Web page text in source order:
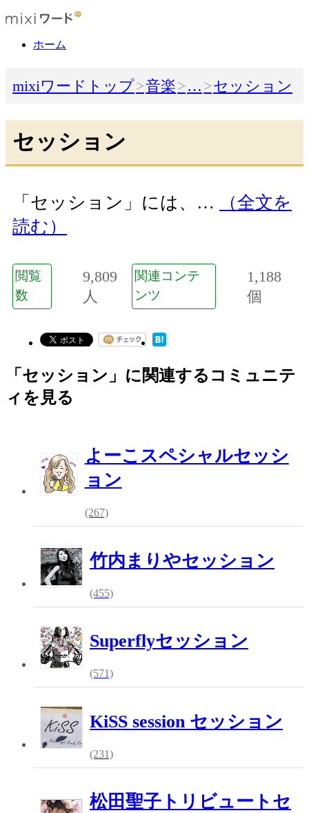
ホーム
mixiワードトップ 音楽 … セッション
セッション
「セッション」には、…
（全文を
読む）
閲覧
数
9,809
人
関連コンテ
ンツ
1,188
個
「セッション」に関連するコミュニテ
ィを見る
よーこスペシャルセッシ
ョン
(267)
竹内まりやセッション
(455)
Superflyセッション
(571)
KiSS session セッション
(231)
松田聖子トリビュートセ